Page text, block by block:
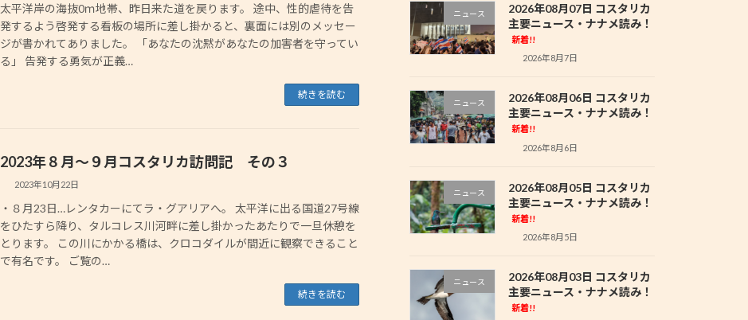
太平洋岸の海抜0ｍ地帯、昨日来た道を戻ります。 途中、性的虐待を告
発するよう啓発する看板の場所に差し掛かると、裏面には別のメッセー
ジが書かれてありました。 「あなたの沈黙があなたの加害者を守ってい
る」 告発する勇気が正義…
続きを読む
2023年８月〜９月コスタリカ訪問記 その３
2023年10月22日
・８月23日…レンタカーにてラ・グアリアへ。 太平洋に出る国道27号線
をひたすら降り、タルコレス川河畔に差し掛かったあたりで一旦休憩を
とります。 この川にかかる橋は、クロコダイルが間近に観察できること
で有名です。 ご覧の…
続きを読む
ニュース
2026年08月07日 コスタリカ
主要ニュース・ナナメ読み！
新着!!
2026年8月7日
ニュース
2026年08月06日 コスタリカ
主要ニュース・ナナメ読み！
新着!!
2026年8月6日
ニュース
2026年08月05日 コスタリカ
主要ニュース・ナナメ読み！
新着!!
2026年8月5日
ニュース
2026年08月03日 コスタリカ
主要ニュース・ナナメ読み！
新着!!